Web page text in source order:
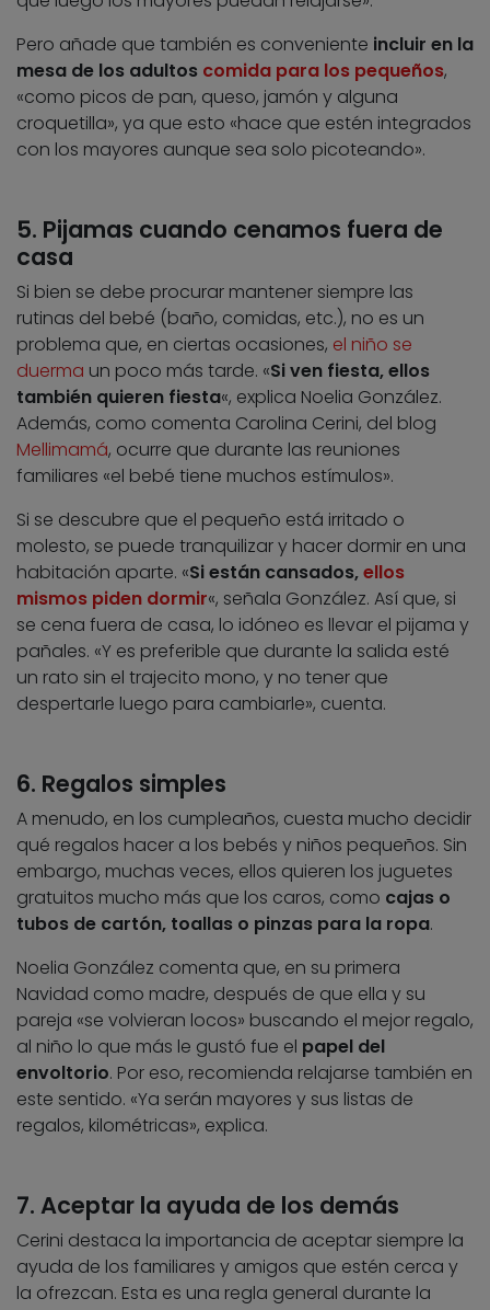
Pero añade que también es conveniente incluir en la
mesa de los adultos comida para los pequeños,
«como picos de pan, queso, jamón y alguna
croquetilla», ya que esto «hace que estén integrados
con los mayores aunque sea solo picoteando».
5. Pijamas cuando cenamos fuera de
casa
Si bien se debe procurar mantener siempre las
rutinas del bebé (baño, comidas, etc.), no es un
problema que, en ciertas ocasiones, el niño se
duerma un poco más tarde. «Si ven fiesta, ellos
también quieren fiesta«, explica Noelia González.
Además, como comenta Carolina Cerini, del blog
Mellimamá, ocurre que durante las reuniones
familiares «el bebé tiene muchos estímulos».
Si se descubre que el pequeño está irritado o
molesto, se puede tranquilizar y hacer dormir en una
habitación aparte. «Si están cansados,ellos
mismos piden dormir«, señala González. Así que, si
se cena fuera de casa, lo idóneo es llevar el pijama y
pañales. «Y es preferible que durante la salida esté
un rato sin el trajecito mono, y no tener que
despertarle luego para cambiarle», cuenta.
6. Regalos simples
A menudo, en los cumpleaños, cuesta mucho decidir
qué regalos hacer a los bebés y niños pequeños. Sin
embargo, muchas veces, ellos quieren los juguetes
gratuitos mucho más que los caros, como cajas o
tubos de cartón, toallas o pinzas para la ropa.
Noelia González comenta que, en su primera
Navidad como madre, después de que ella y su
pareja «se volvieran locos» buscando el mejor regalo,
al niño lo que más le gustó fue el papel del
envoltorio. Por eso, recomienda relajarse también en
este sentido. «Ya serán mayores y sus listas de
regalos, kilométricas», explica.
7. Aceptar la ayuda de los demás
Cerini destaca la importancia de aceptar siempre la
ayuda de los familiares y amigos que estén cerca y
la ofrezcan. Esta es una regla general durante la